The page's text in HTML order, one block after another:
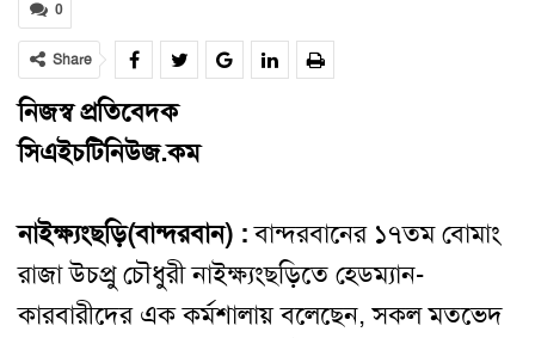
0
Share
নিজস্ব প্রতিবেদক
সিএইচটিনিউজ.কম
নাইক্ষ্যংছড়ি(বান্দরবান) :বান্দরবানের ১৭তম বোমাং
রাজা উচপ্রু চৌধুরী নাইক্ষ্যংছড়িতে হেডম্যান-
কারবারীদের এক কর্মশালায় বলেছেন, সকল মতভেদ